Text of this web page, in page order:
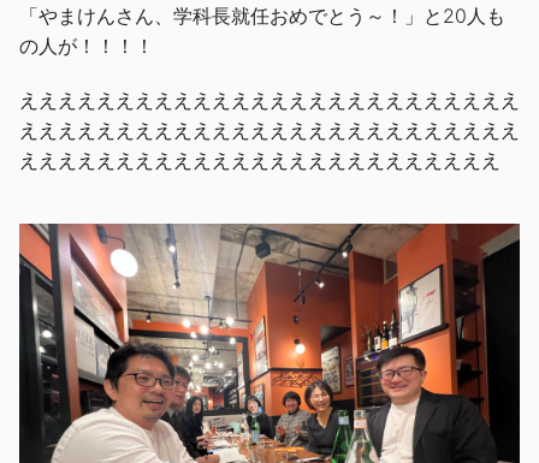
「やまけんさん、学科長就任おめでとう～！」と 20 人も
の人が！！！！
ええええええええええええええええええええええええええ
ええええええええええええええええええええええええええ
えええええええええええええええええええええええええ